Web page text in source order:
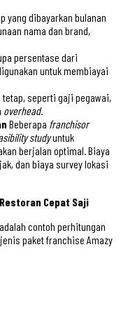
yang dibayarkan bulanan
nama dan brand,
persentase dari
untuk membiayai
tetap, seperti gaji pegawai,
overhead.
Beberapa franchisor
studyuntuk
berjalan optimal. Biaya
dan biaya survey lokasi
Cepat Saji
contoh perhitungan
paket franchise Amazy